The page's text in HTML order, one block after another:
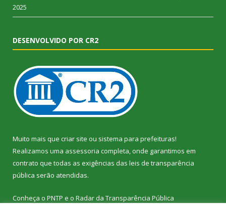
2025
DESENVOLVIDO POR CR2
Muito mais que criar site ou sistema para prefeituras!
Realizamos uma assessoria completa, onde garantimos em
contrato que todas as exigências das leis de transparência
pública serão atendidas.
Conheça o PNTP e o Radar da Transparência Pública